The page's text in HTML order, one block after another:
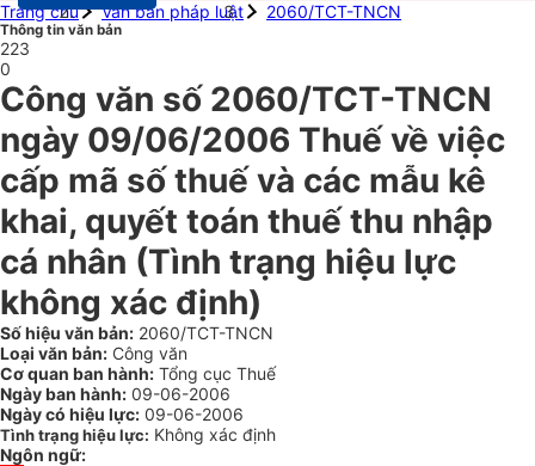
Trang chủ
Văn bản pháp luật 2060/TCT-TNCN
Thông tin văn bản
223
0
Công văn số 2060/TCT-TNCN
ngày 09/06/2006 Thuế về việc
cấp mã số thuế và các mẫu kê
khai, quyết toán thuế thu nhập
cá nhân (Tình trạng hiệu lực
không xác định)
Số hiệu văn bản: 2060/TCT-TNCN
Loại văn bản: Công văn
Cơ quan ban hành: Tổng cục Thuế
Ngày ban hành: 09-06-2006
Ngày có hiệu lực: 09-06-2006
Tình trạng hiệu lực: Không xác định
Ngôn ngữ: